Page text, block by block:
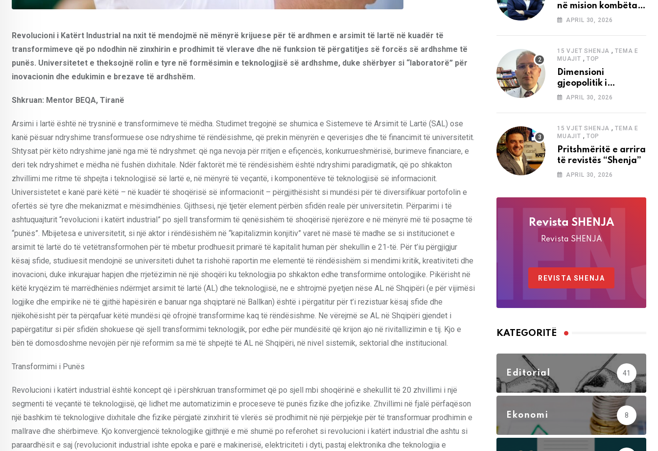
Revolucioni i Katërt Industrial na nxit të mendojmë në mënyrë krijuese për të ardhmen e arsimit të lartë në kuadër të
transformimeve që po ndodhin në zinxhirin e prodhimit të vlerave dhe në funksion të përgatitjes së forcës së ardhshme të
punës. Universitetet e theksojnë rolin e tyre në formësimin e teknologjisë së ardhshme, duke shërbyer si “laboratorë” për
inovacionin dhe edukimin e brezave të ardhshëm.
Shkruan: Mentor BEQA, Tiranë
Arsimi i lartë është në trysninë e transformimeve të mëdha. Studimet tregojnë se shumica e Sistemeve të Arsimit të Lartë (SAL) ose
kanë pësuar ndryshime transformuese ose ndryshime të rëndësishme, që prekin mënyrën e qeverisjes dhe të financimit të universitetit.
Shtysat për këto ndryshime janë nga më të ndryshmet: që nga nevoja për rritjen e efiçencës, konkurrueshmërisë, burimeve financiare, e
deri tek ndryshimet e mëdha në fushën dixhitale. Ndër faktorët më të rëndësishëm është ndryshimi paradigmatik, që po shkakton
zhvillimi me ritme të shpejta i teknologjisë së lartë e, në mënyrë të veçantë, i komponentëve të teknologjisë së informacionit.
Universistetet e kanë parë këtë – në kuadër të shoqërisë së informacionit – përgjithësisht si mundësi për të diversifikuar portofolin e
ofertës së tyre dhe mekanizmat e mësimdhënies. Gjithsesi, një tjetër element përbën sfidën reale për universitetin. Përparimi i të
ashtuquajturit “revolucioni i katërt industrial” po sjell transformim të qenësishëm të shoqërisë njerëzore e në mënyrë më të posaçme të
“punës”. Mbijetesa e universitetit, si një aktor i rëndësishëm në “kapitalizmin konjitiv” varet në masë të madhe se si institucionet e
arsimit të lartë do të vetëtransformohen për të mbetur prodhuesit primarë të kapitalit human për shekullin e 21-të. Për t’iu përgjigjur
kësaj sfide, studiuesit mendojnë se universiteti duhet ta rishohë raportin me elementë të rëndësishëm si mendimi kritik, kreativiteti dhe
inovacioni, duke inkurajuar hapjen dhe rrjetëzimin në një shoqëri ku teknologjia po shkakton edhe transformime ontologjike. Pikërisht në
këtë kryqëzim të marrëdhënies ndërmjet arsimit të lartë (AL) dhe teknologjisë, ne e shtrojmë pyetjen nëse AL në Shqipëri (e për vijimësi
logjike dhe empirike në të gjithë hapësirën e banuar nga shqiptarë në Ballkan) është i përgatitur për t’i rezistuar kësaj sfide dhe
njëkohësisht për ta përqafuar këtë mundësi që ofrojnë transformime kaq të rëndësishme. Ne vërejmë se AL në Shqipëri gjendet i
papërgatitur si për sfidën shokuese që sjell transformimi teknologjik, por edhe për mundësitë që krijon ajo në rivitallizimin e tij. Kjo e
bën të domosdoshme nevojën për një reformim sa më të shpejtë të AL në Shqipëri, në nivel sistemik, sektorial dhe institucional.
Transformimi i Punës
Revolucioni i katërt industrial është koncept që i përshkruan transformimet që po sjell mbi shoqërinë e shekullit të 20 zhvillimi i një
segmenti të veçantë të teknologjisë, që lidhet me automatizimin e proceseve të punës fizike dhe jofizike. Zhvillimi në fjalë përfaqëson
një bashkim të teknologjive dixhitale dhe fizike përgjatë zinxhirit të vlerës së prodhimit në një përpjekje për të transformuar prodhimin e
mallrave dhe shërbimeve. Kjo konvergjencë teknologjike gjithnjë e më shumë po referohet si revolucioni i katërt industrial dhe ashtu si
paraardhësit e saj (revolucionit industrial ishte epoka e parë e makinerisë, elektriciteti i dyti, pastaj elektronika dhe teknologjia e
në mision kombëtar
edhe në
APRIL 30, 2026
15 VJET SHENJA ,TEMA E
MUAJIT , TOP
Dimensioni
gjeopolitik i
analizave të Abdi
“Shenja”
APRIL 30, 2026
15 VJET SHENJA ,TEMA E
MUAJIT , TOP
Pritshmëritë e arrira
të revistës “Shenja”
APRIL 30, 2026
Revista SHENJA
Revista SHENJA
REVISTA SHENJA
KATEGORITË
Editorial 41
Ekonomi 8